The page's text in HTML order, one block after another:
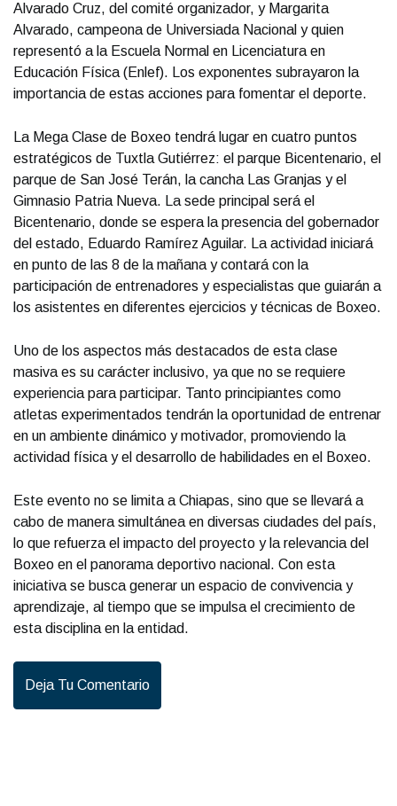
Alvarado Cruz, del comité organizador, y Margarita
Alvarado, campeona de Universiada Nacional y quien
representó a la Escuela Normal en Licenciatura en
Educación Física (Enlef). Los exponentes subrayaron la
importancia de estas acciones para fomentar el deporte.
La Mega Clase de Boxeo tendrá lugar en cuatro puntos
estratégicos de Tuxtla Gutiérrez: el parque Bicentenario, el
parque de San José Terán, la cancha Las Granjas y el
Gimnasio Patria Nueva. La sede principal será el
Bicentenario, donde se espera la presencia del gobernador
del estado, Eduardo Ramírez Aguilar. La actividad iniciará
en punto de las 8 de la mañana y contará con la
participación de entrenadores y especialistas que guiarán a
los asistentes en diferentes ejercicios y técnicas de Boxeo.
Uno de los aspectos más destacados de esta clase
masiva es su carácter inclusivo, ya que no se requiere
experiencia para participar. Tanto principiantes como
atletas experimentados tendrán la oportunidad de entrenar
en un ambiente dinámico y motivador, promoviendo la
actividad física y el desarrollo de habilidades en el Boxeo.
Este evento no se limita a Chiapas, sino que se llevará a
cabo de manera simultánea en diversas ciudades del país,
lo que refuerza el impacto del proyecto y la relevancia del
Boxeo en el panorama deportivo nacional. Con esta
iniciativa se busca generar un espacio de convivencia y
aprendizaje, al tiempo que se impulsa el crecimiento de
esta disciplina en la entidad.
Deja Tu Comentario